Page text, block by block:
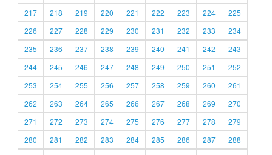
217
218 219 220 221 222 223 224
225
226
227 228 229 230 231 232 233
234
235
236 237 238 239 240 241 242
243
244
245 246 247 248 249 250 251
252
253
254 255 256 257 258 259 260
261
262
263 264 265 266 267 268 269
270
271
272 273 274 275 276 277 278
279
280
281 282 283 284 285 286 287
288